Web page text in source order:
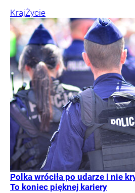
KrajŻycie
Polka wróciła po udarze i nie
To koniec pięknej kariery